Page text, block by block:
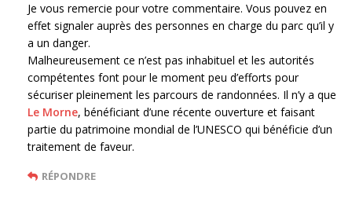
Je vous remercie pour votre commentaire. Vous pouvez en
effet signaler auprès des personnes en charge du parc qu’il y
a un danger.
Malheureusement ce n’est pas inhabituel et les autorités
compétentes font pour le moment peu d’efforts pour
sécuriser pleinement les parcours de randonnées. Il n’y a que
Le Morne, bénéficiant d’une récente ouverture et faisant
partie du patrimoine mondial de l’UNESCO qui bénéficie d’un
traitement de faveur.
RÉPONDRE